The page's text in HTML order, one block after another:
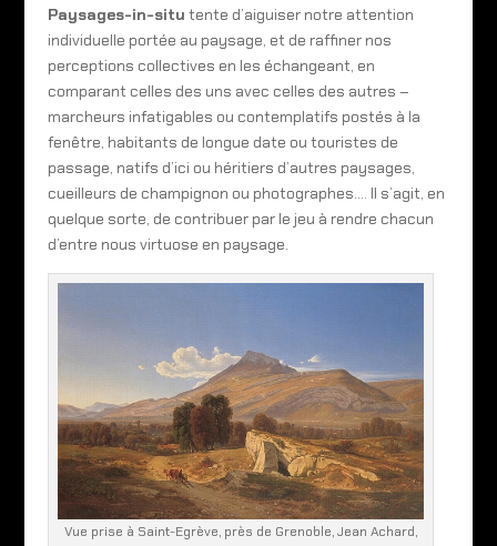
Paysages-in-situ tente d’aiguiser notre attention
individuelle portée au paysage, et de raffiner nos
perceptions collectives en les échangeant, en
comparant celles des uns avec celles des autres –
marcheurs infatigables ou contemplatifs postés à la
fenêtre, habitants de longue date ou touristes de
passage, natifs d’ici ou héritiers d’autres paysages,
cueilleurs de champignon ou photographes…. Il s’agit, en
quelque sorte, de contribuer par le jeu à rendre chacun
d’entre nous virtuose en paysage.
Vue prise à Saint-Egrève, près de Grenoble, Jean Achard,